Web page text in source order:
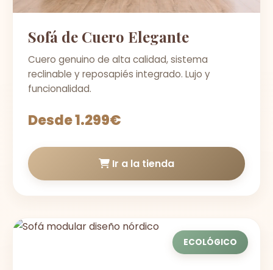
Sofá de Cuero Elegante
Cuero genuino de alta calidad, sistema
reclinable y reposapiés integrado. Lujo y
funcionalidad.
Desde 1.299€
Ir a la tienda
ECOLÓGICO